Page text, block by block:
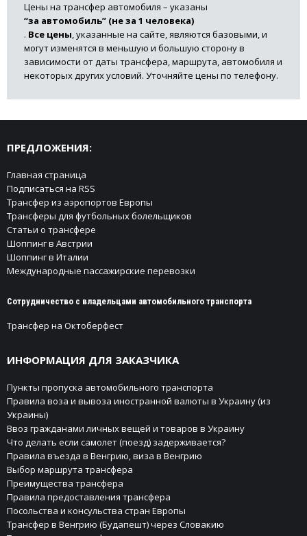
Цены на трансфер автомобиля – указаны
“за автомобиль” (не за 1 человека)
. Все цены, указанные на сайте, являются базовыми, и
могут изменятся в меньшую и большую сторону в
зависимости от даты трансфера, маршрута, автомобиля и
некоторых других условий. Уточняйте цены по телефону.
ПРЕДЛОЖЕНИЯ:
Главная страница
Подписаться на RSS
Трансфер из аэропортов Европы
Трансферы для футбольных болельщиков
Статьи о трансфере
Шоппинг в Австрии
Шоппинг в Италии
Международные пассажирские перевозки
Сотрудничество с владельцами автомобильного транспорта
Трансфер на Октоберфест
ИНФОРМАЦИЯ ДЛЯ ЗАКАЗЧИКА
Пункты пропуска автомобильного транспорта
Правила воза и вывоза иностранной валюты в Украину (из
Украины)
Ввоз гражданами личных вещей и товаров в Украину
Что делать если самолет (поезд) задерживается?
Правила въезда в Венгрию, виза в Венгрию
Выбор маршрута трансфера
Преимущества трансфера
Правила предоставления трансфера
Посольства и консульства стран Европы
Трансфер в Венгрию (Будапешт) через Словакию